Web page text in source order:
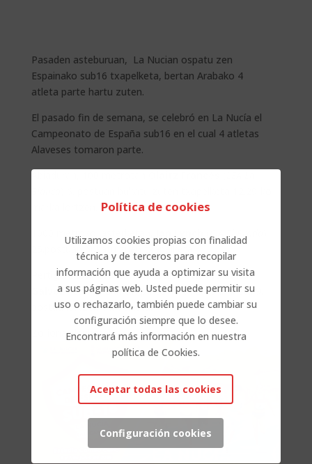
Pasaden asteburuan, La Nucian ospatu zen
Espainako sub16 txapelketa, bertan Arabako 4
atleta parte hartu zuten.
El pasado fin de semana, se celebró en La Nucía el
Campeonato de España sub16 en el cual 4 atletas
Alaveses tomaron parte.
Abiaduran, 100 metrotan
25.postuan bukatu zuen txapelketa.
Pertigan,Ibai Gracianteparaluceta eta Lukas
Galvez(LEA La Blanca) parte hartu zuten, 4. eta 9.
postua lortzen txapelketan.
Zorionak laukote!
Política de cookies
Utilizamos cookies propias con finalidad
técnica y de terceros para recopilar
información que ayuda a optimizar su visita
a sus páginas web. Usted puede permitir su
uso o rechazarlo, también puede cambiar su
configuración siempre que lo desee.
Encontrará más información en nuestra
política de Cookies.
Aceptar todas las cookies
Configuración cookies